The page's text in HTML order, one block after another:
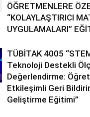
ÖĞRETMENLERE
“KOLAYLAŞTIRICI
UYGULAMALARI”
TÜBİTAK 4005
Teknoloji Destekli
Değerlendirme:
Etkileşimli Geri
Geliştirme Eğitimi”